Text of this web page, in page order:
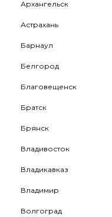
Архангельск
Астрахань
Барнаул
Белгород
Благовещенск
Братск
Брянск
Владивосток
Владикавказ
Владимир
Волгоград